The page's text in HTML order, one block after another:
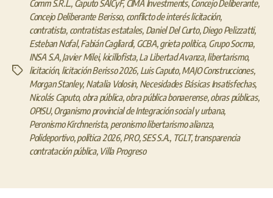
Etiquetas
Comm S.R.L.
Caputo SAICyF,CIMA Investments, Concejo Deliberante,
Concejo Deliberante Berisso, conflicto de interés licitación,
contratista, contratistas estatales, Daniel Del Curto, Diego Pelizzatti,
Esteban Nofal,Fabián Cagliardi, GCBA, grieta política, Grupo Socma,
INSA S.A, Javier Milei, kicillofista, La Libertad Avanza, libertarismo,
licitación, licitación Berisso 2026, Luis Caputo, MAJO Construcciones,
Morgan Stanley, Natalia Volosin, Necesidades Básicas Insatisfechas,
Nicolás Caputo, obra pública, obra pública bonaerense, obras públicas,
OPISU, Organismo provincial de Integración social y urbana,
Peronismo Kirchnerista, peronismo libertarismo alianza,
Polideportivo, política 2026, PRO, SES S.A. TGLT,transparencia
contratación pública, Villa Progreso